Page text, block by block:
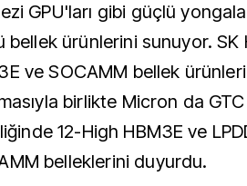
GPU'ları gibi güçlü
bellek ürünlerini sunuyor. SK
ve SOCAMM bellek
birlikte Micron da
12-High HBM3E ve
belleklerini duyurdu.